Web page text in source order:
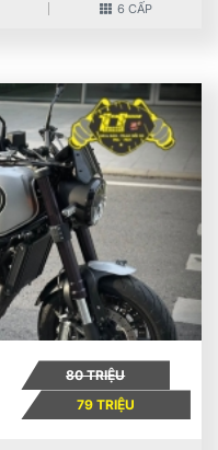
6 CẤP
80 TRIỆU
79 TRIỆU